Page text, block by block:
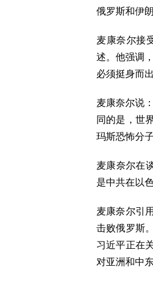
俄罗斯和伊
麦康奈尔接
述。他强调
必须挺身而
麦康奈尔说
同的是，世
玛斯恐怖分
麦康奈尔在
是中共在以
麦康奈尔引
击败俄罗斯
习近平正在
对亚洲和中